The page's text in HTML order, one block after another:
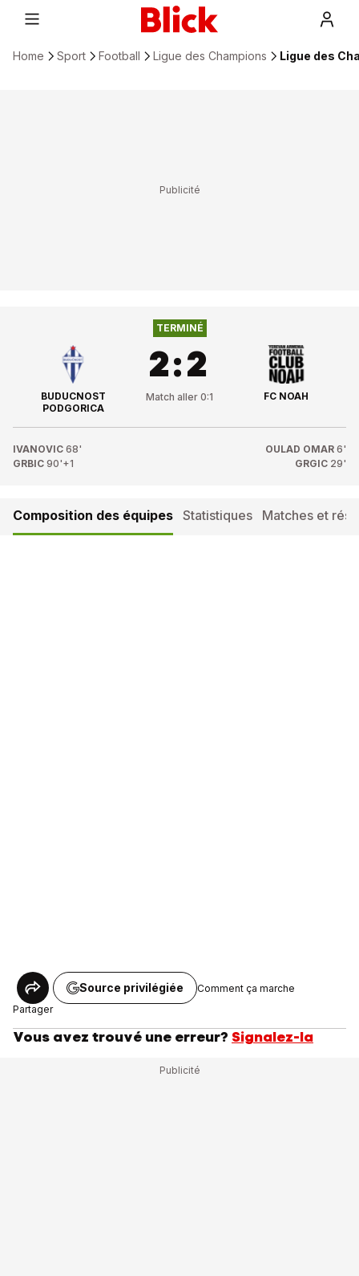
Home Sport Football Ligue des Champions Ligue des
2:2
BUDUCNOST
PODGORICA
TERMINÉ
2:2
Match aller 0:1 FC NOAH
IVANOVIC 68'
GRBIC 90'+1
OULAD OMAR 6'
GRGIC 29'
Composition des équipes Statistiques Matches et
Partager
Source privilégiée Comment ça marche
Vous avez trouvé une erreur? Signalez-la